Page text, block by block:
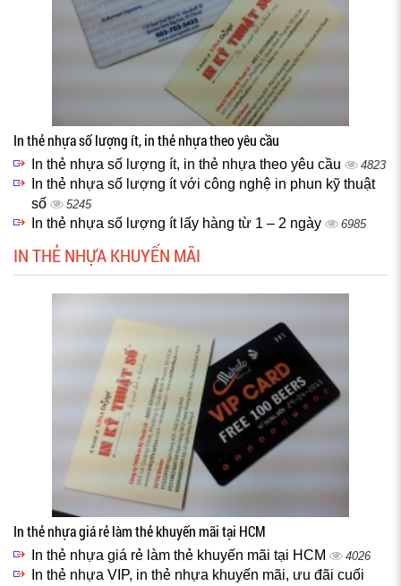
In thẻ nhựa số lượng ít, in thẻ nhựa theo yêu cầu
In thẻ nhựa số lượng ít, in thẻ nhựa theo yêu cầu 4823
In thẻ nhựa số lượng ít với công nghệ in phun kỹ thuật
số
5245
In thẻ nhựa số lượng ít lấy hàng từ 1 – 2 ngày 6985
IN THẺ NHỰA KHUYẾN MÃI
In thẻ nhựa giá rẻ làm thẻ khuyến mãi tại HCM
In thẻ nhựa giá rẻ làm thẻ khuyến mãi tại HCM 4026
In thẻ nhựa VIP, in thẻ nhựa khuyến mãi, ưu đãi cuối